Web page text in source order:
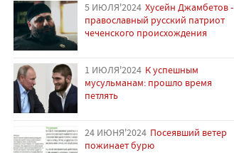
5 ИЮЛЯ'2024 Хусейн Джамбетов -
православный русский патриот
чеченского происхождения
1 ИЮЛЯ'2024 К успешным
мусульманам: прошло время
петлять
24 ИЮНЯ'2024 Посеявший ветер
пожинает бурю